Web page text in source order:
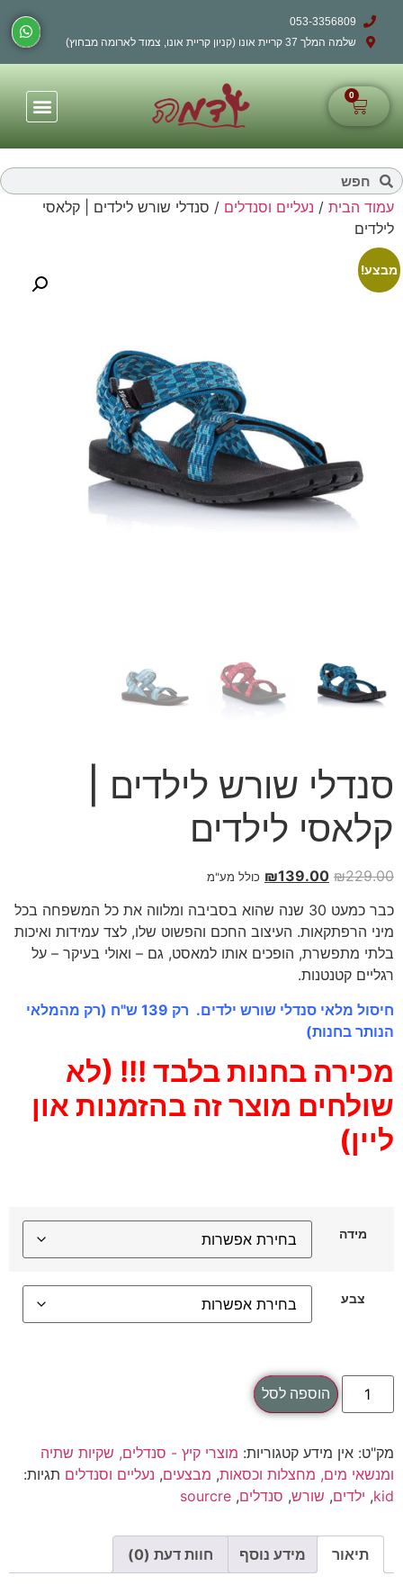
053-3356809
שלמה המלך 37 קריית אונו (קניון קריית אונו, צמוד לארומה מבחוץ)
0
עמוד הבית / נעליים וסנדלים / סנדלי שורש לילדים | קלאסי
לילדים
מבצע!
סנדלי שורש לילדים |
קלאסי לילדים
₪229.00
₪139.00 כולל מע"מ
כבר כמעט 30 שנה שהוא בסביבה ומלווה את כל המשפחה בכל
מיני הרפתקאות. העיצוב החכם והפשוט שלו, לצד עמידות ואיכות
בלתי מתפשרת, הופכים אותו למאסט, גם – ואולי בעיקר – על
רגליים קטנטנות.
חיסול מלאי סנדלי שורש ילדים. רק 139 ש"ח (רק מהמלאי
הנותר בחנות)
מכירה בחנות בלבד !!! (לא
שולחים מוצר זה בהזמנות און
ליין)
מידה
צבע
הוספה לסל
מק"ט: אין מידע קטגוריות: מוצרי קיץ - סנדלים, שקיות שתיה
ומנשאי מים, מחצלות וכסאות, מבצעים, נעליים וסנדלים תגיות:
kid
, ילדים, שורש, סנדלים,
sourcre
תיאור מידע נוסף חוות דעת (0)